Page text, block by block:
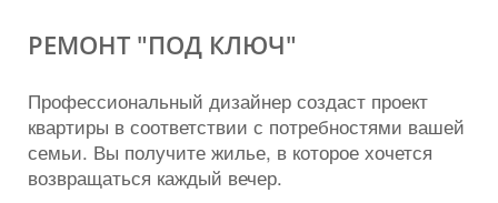
РЕМОНТ "ПОД КЛЮЧ"
Профессиональный дизайнер создаст проект
квартиры в соответствии с потребностями вашей
семьи. Вы получите жилье, в которое хочется
возвращаться каждый вечер.